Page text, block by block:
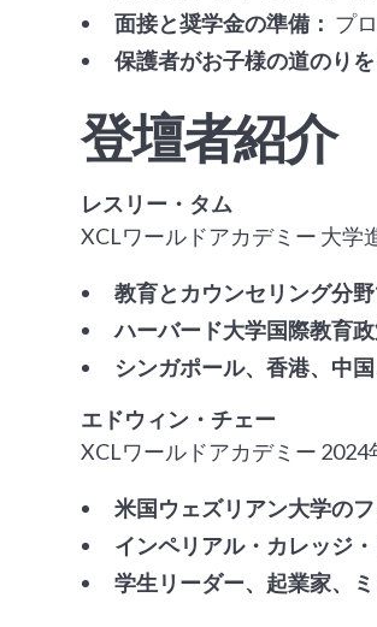
面接と奨学金の準備： プ
保護者がお子様の道のり
登壇者紹介
レスリー・タム
XCLワールドアカデミー 大学
教育とカウンセリング分野
ハーバード大学国際教育政
シンガポール、香港、中
エドウィン・チェー
XCLワールドアカデミー
米国ウェズリアン大学の
インペリアル・カレッジ
学生リーダー、起業家、